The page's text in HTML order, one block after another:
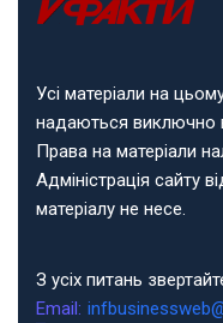
Усі матеріали на
надаються виключно
Права на матеріали
Адміністрація сайту
матеріалу не несе.
З усіх питань
Email: